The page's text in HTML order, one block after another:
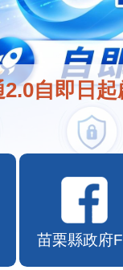
自即日起
苗栗縣政府